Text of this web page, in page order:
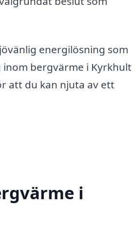
energilösning som
bergvärme i Kyrkhult
att du kan njuta av ett
i